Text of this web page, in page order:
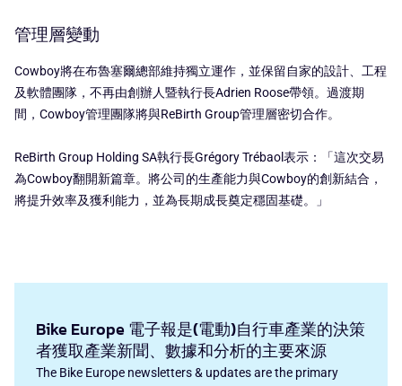
管理層變動
Cowboy將在布魯塞爾總部維持獨立運作，並保留自家的設計、工程
及軟體團隊，不再由創辦人暨執行長Adrien Roose帶領。過渡期
間，Cowboy管理團隊將與ReBirth Group管理層密切合作。
ReBirth Group Holding SA執行長Grégory Trébaol表示：「這次交易
為Cowboy翻開新篇章。將公司的生產能力與Cowboy的創新結合，
將提升效率及獲利能力，並為長期成長奠定穩固基礎。」
Bike Europe 電子報是(電動)自行車產業的決策
者獲取產業新聞、數據和分析的主要來源
The Bike Europe newsletters & updates are the primary